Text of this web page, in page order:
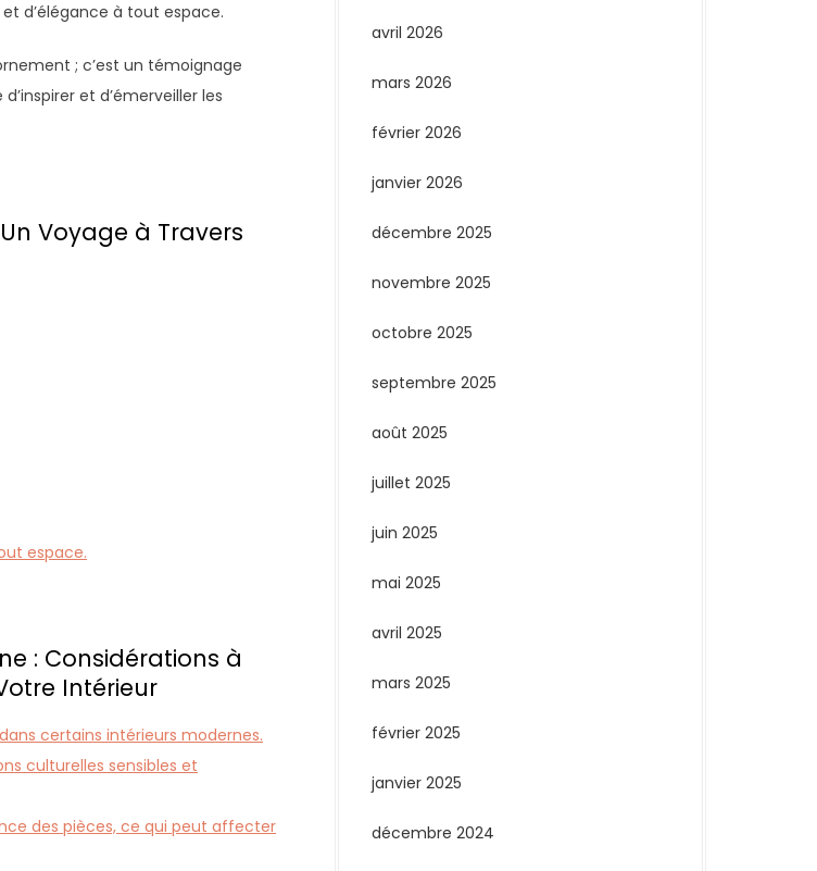
d’élégance à tout espace.
; c’est un témoignage
et d’émerveiller les
Voyage à Travers
espace.
: Considérations à
Intérieur
certains intérieurs modernes.
culturelles sensibles et
des pièces, ce qui peut affecter
avril 2026
mars 2026
février 2026
janvier 2026
décembre 2025
novembre 2025
octobre 2025
septembre 2025
août 2025
juillet 2025
juin 2025
mai 2025
avril 2025
mars 2025
février 2025
janvier 2025
décembre 2024